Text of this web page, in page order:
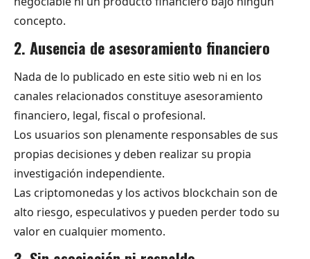
concepto.
2. Ausencia de asesoramiento financiero
Nada de lo publicado en este sitio web ni en los
canales relacionados constituye asesoramiento
financiero, legal, fiscal o profesional.
Los usuarios son plenamente responsables de sus
propias decisiones y deben realizar su propia
investigación independiente.
Las criptomonedas y los activos blockchain son de
alto riesgo, especulativos y pueden perder todo su
valor en cualquier momento.